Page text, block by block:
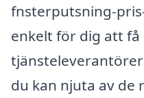
fnsterputsning-
enkelt för dig att
du kan njuta av de